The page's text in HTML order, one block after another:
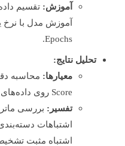
آموزش:تقسیم داده به
آموزش مدل با نرخ
Epochs.
تحلیل نتایج:
معیارها:
Score روی داده‌های تست.
تفسیر:بررسی ماتریس
اشتباهات دسته‌بندی
اشتباه مثبت تشخیص